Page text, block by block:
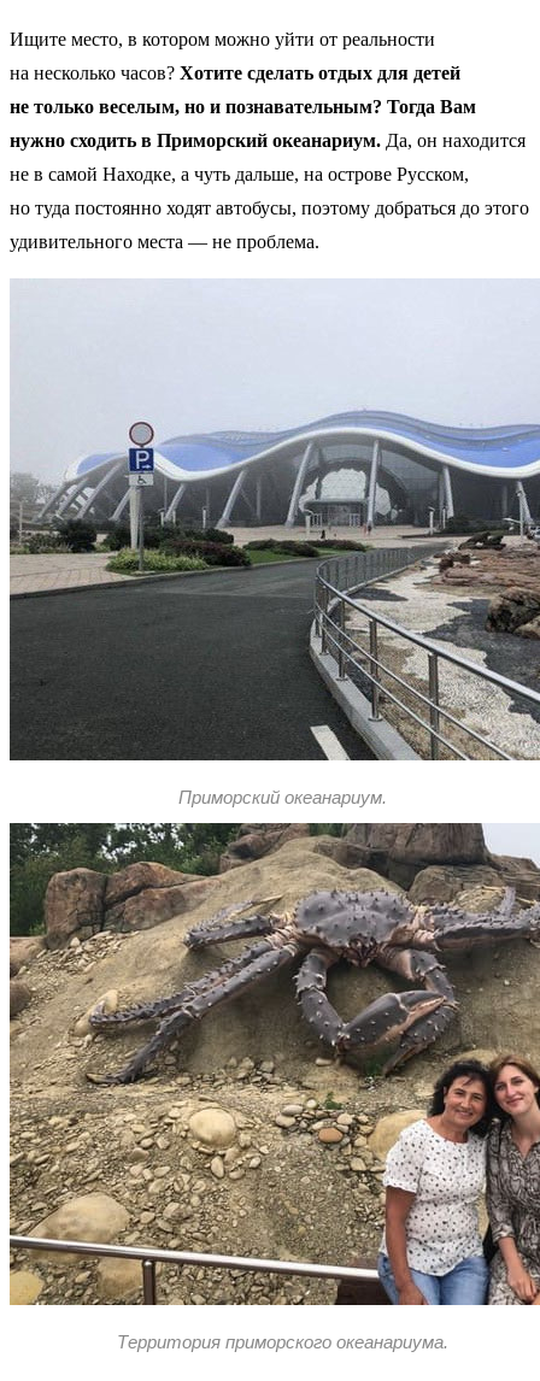
Ищите место, в котором можно уйти от реальности
на несколько часов? Хотите сделать отдых для детей
не только веселым, но и познавательным? Тогда Вам
нужно сходить в Приморский океанариум. Да, он находится
не в самой Находке, а чуть дальше, на острове Русском,
но туда постоянно ходят автобусы, поэтому добраться до этого
удивительного места — не проблема.
Приморский океанариум.
Территория приморского океанариума.